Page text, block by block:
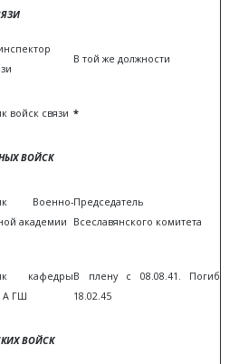
В той же должности
войск связи *
ВОЙСК
Военно-
академии
Председатель
Всеславянского комитета
кафедры
А ГШ
В плену с 08.08.41. Погиб
18.02.45
ВОЙСК